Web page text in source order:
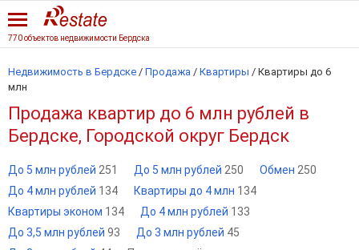
770 объектов недвижимости Бердска
Недвижимость в Бердске / Продажа / Квартиры / Квартиры до 6
млн
Продажа квартир до 6 млн рублей в
Бердске, Городской округ Бердск
До 5 млн рублей 251 До 5 млн рублей 250 Обмен 250
До 4 млн рублей 134 Квартиры до 4 млн 134
Квартиры эконом 134 До 4 млн рублей 133
До 3,5 млн рублей 93 До 3 млн рублей 45